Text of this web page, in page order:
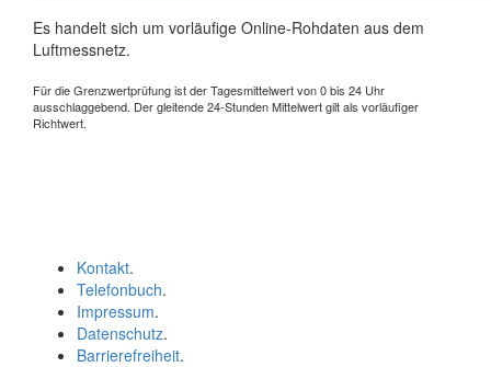
Es handelt sich um vorläufige Online-Rohdaten aus dem
Luftmessnetz.
Für die Grenzwertprüfung ist der Tagesmittelwert von 0 bis 24 Uhr
ausschlaggebend. Der gleitende 24-Stunden Mittelwert gilt als vorläufiger
Richtwert.
Kontakt.
Telefonbuch.
Impressum.
Datenschutz.
Barrierefreiheit.